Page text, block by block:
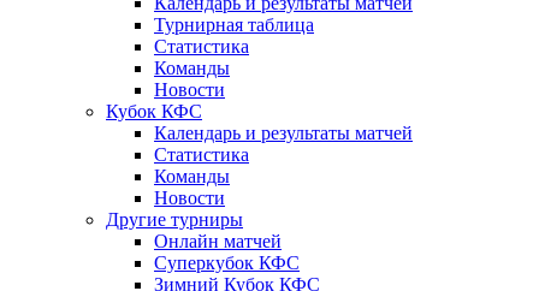
Турнирная таблица
Статистика
Команды
Новости
Кубок КФС
Календарь и результаты матчей
Статистика
Команды
Новости
Другие турниры
Онлайн матчей
Суперкубок КФС
Зимний Кубок КФС